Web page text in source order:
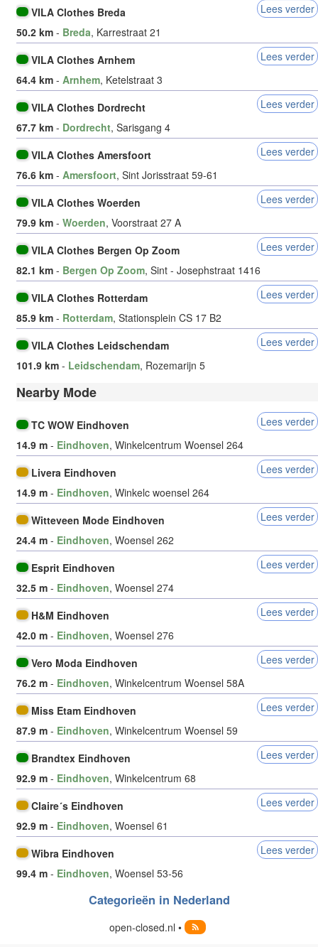
VILA Clothes Breda
Lees verder
50.2 km - Breda, Karrestraat 21
VILA Clothes Arnhem
Lees verder
64.4 km - Arnhem, Ketelstraat 3
VILA Clothes Dordrecht
Lees verder
67.7 km - Dordrecht, Sarisgang 4
VILA Clothes Amersfoort
Lees verder
76.6 km - Amersfoort, Sint Jorisstraat 59-61
VILA Clothes Woerden
Lees verder
79.9 km - Woerden, Voorstraat 27 A
VILA Clothes Bergen Op Zoom
Lees verder
82.1 km - Bergen Op Zoom, Sint - Josephstraat 1416
VILA Clothes Rotterdam
Lees verder
85.9 km - Rotterdam, Stationsplein CS 17 B2
VILA Clothes Leidschendam
Lees verder
101.9 km - Leidschendam, Rozemarijn 5
Nearby Mode
TC WOW Eindhoven
Lees verder
14.9 m - Eindhoven, Winkelcentrum Woensel 264
Livera Eindhoven
Lees verder
14.9 m - Eindhoven, Winkelc woensel 264
Witteveen Mode Eindhoven
Lees verder
24.4 m - Eindhoven, Woensel 262
Esprit Eindhoven
Lees verder
32.5 m - Eindhoven, Woensel 274
H&M Eindhoven
Lees verder
42.0 m - Eindhoven, Woensel 276
Vero Moda Eindhoven
Lees verder
76.2 m - Eindhoven, Winkelcentrum Woensel 58A
Miss Etam Eindhoven
Lees verder
87.9 m - Eindhoven, Winkelcentrum Woensel 59
Brandtex Eindhoven
Lees verder
92.9 m - Eindhoven, Winkelcentrum 68
Claire´s Eindhoven
Lees verder
92.9 m - Eindhoven, Woensel 61
Wibra Eindhoven
Lees verder
99.4 m - Eindhoven, Woensel 53-56
Categorieën in Nederland
open-closed.nl •